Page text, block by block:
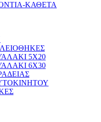
ΚΑΘΕΤΑ
5Χ20
6Χ30